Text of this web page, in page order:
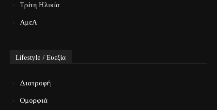
Τρίτη Ηλικία
ΑμεΑ
Lifestyle / Ευεξία
Διατροφή
Ομορφιά